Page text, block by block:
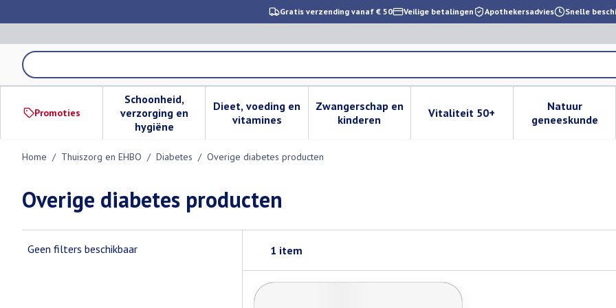
Gratis verzending vanaf € 50 Veilige betalingen Apothekersadvies Snelle
Product, merk, categorie...
Promoties
Schoonheid,
verzorging en
hygiëne
Toon submenu voor Schoonheid, verzorging en hygiëne categorie
Dieet, voeding en
vitaminesToon submenu voor Dieet, voeding en vitamines categorie
Zwangerschap en
kinderenToon submenu voor Zwangerschap en kinderen
Vitaliteit 50+Toon submenu voor Vitaliteit
Natuur
geneeskunde
Toon
Home / Thuiszorg en EHBO / Diabetes / Overige diabetes producten
Overige diabetes producten
Geen filters beschikbaar 1 item